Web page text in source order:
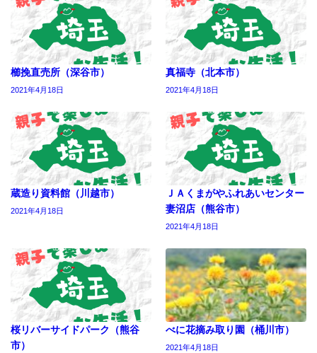
櫛挽直売所（深谷市）
2021年4月18日
真福寺（北本市）
2021年4月18日
蔵造り資料館（川越市）
2021年4月18日
ＪＡくまがやふれあいセンター
妻沼店（熊谷市）
2021年4月18日
桜リバーサイドパーク（熊谷
市）
べに花摘み取り園（桶川市）
2021年4月18日